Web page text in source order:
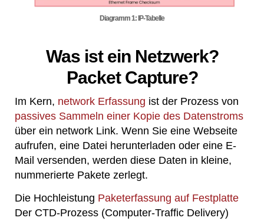
Diagramm 1: IP-Tabelle
Was ist ein Netzwerk?
Packet Capture?
Im Kern, network Erfassung ist der Prozess von
passives Sammeln einer Kopie des Datenstroms
über ein network Link. Wenn Sie eine Webseite
aufrufen, eine Datei herunterladen oder eine E-
Mail versenden, werden diese Daten in kleine,
nummerierte Pakete zerlegt.
Die Hochleistung Paketerfassung auf Festplatte
Der CTD-Prozess (Computer-Traffic Delivery)